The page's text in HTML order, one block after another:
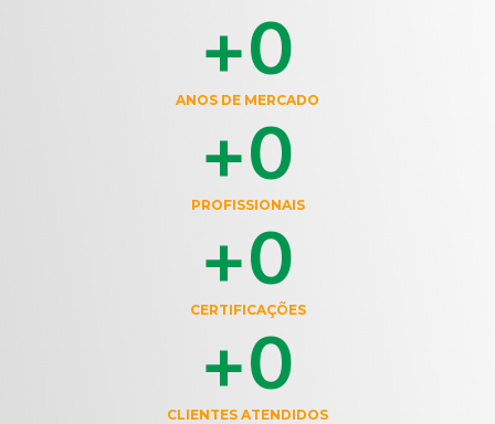
ANOS DE MERCADO
+0
PROFISSIONAIS
+0
CERTIFICAÇÕES
+0
CLIENTES ATENDIDOS
+0